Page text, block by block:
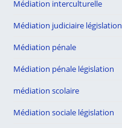
Médiation interculturelle
Médiation judiciaire législation
Médiation pénale
Médiation pénale législation
médiation scolaire
Médiation sociale législation